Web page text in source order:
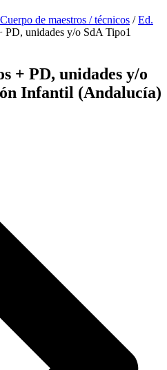
Cuerpo de maestros / técnicos /Ed.
PD, unidades y/o SdA Tipo1
+ PD, unidades y/o
Infantil (Andalucía)